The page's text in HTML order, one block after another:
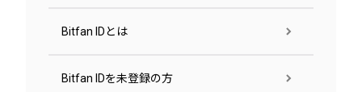
Bitfan IDとは
Bitfan IDを未登録の方